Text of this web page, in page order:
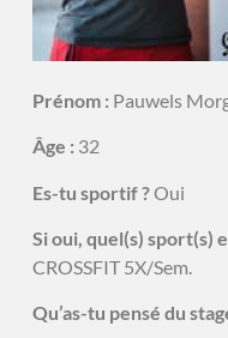
Prénom : Pauwels
Âge : 32
Es-tu sportif ?Oui
Si oui, quel(s) sport(s)
CROSSFIT 5X/Sem.
Qu’as-tu pensé du